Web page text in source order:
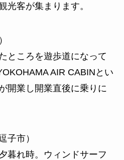
光客が集まります。
ところを遊歩道になって
AIR CABINとい
開業し開業直後に乗りに
子市）
暮れ時。ウィンドサーフ